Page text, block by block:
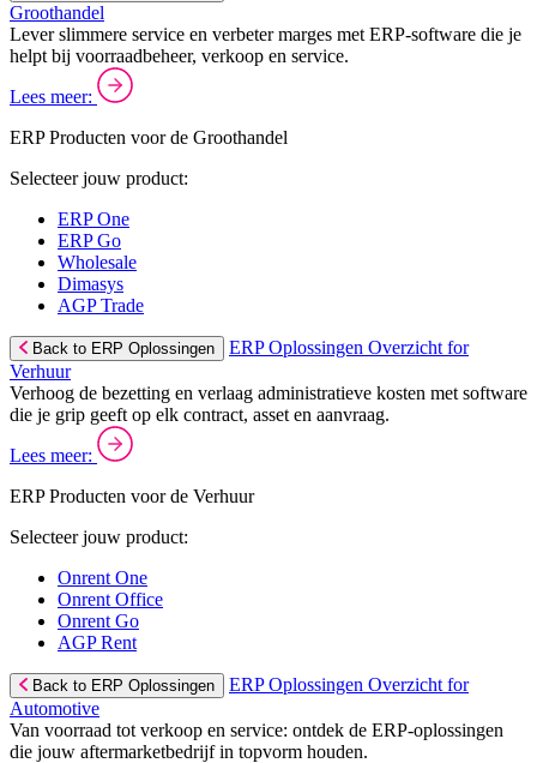
Groothandel
Lever slimmere service en verbeter marges met ERP-software die je
helpt bij voorraadbeheer, verkoop en service.
Lees meer:
ERP Producten voor de Groothandel
Selecteer jouw product:
ERP One
ERP Go
Wholesale
Dimasys
AGP Trade
Back to ERP Oplossingen
ERP Oplossingen Overzicht for
Verhuur
Verhoog de bezetting en verlaag administratieve kosten met software
die je grip geeft op elk contract, asset en aanvraag.
Lees meer:
ERP Producten voor de Verhuur
Selecteer jouw product:
Onrent One
Onrent Office
Onrent Go
AGP Rent
Back to ERP Oplossingen
ERP Oplossingen Overzicht for
Automotive
Van voorraad tot verkoop en service: ontdek de ERP-oplossingen
die jouw aftermarketbedrijf in topvorm houden.